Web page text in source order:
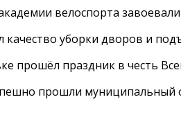
велоспорта
уборки дворов и
прошёл праздник в честь
прошли муниципальный